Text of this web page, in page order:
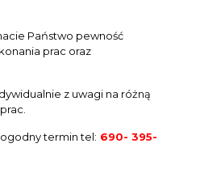
Państwo pewność
prac oraz
z uwagi na różną
termin tel: 690- 395-